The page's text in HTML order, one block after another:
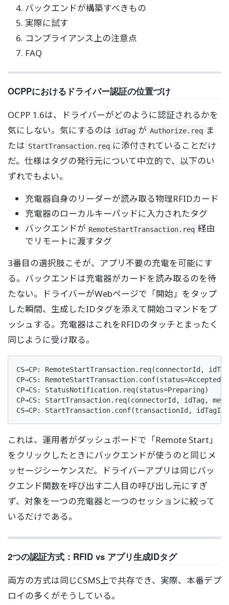
バックエンドが構築すべきもの
実際に試す
コンプライアンス上の注意点
FAQ
OCPPにおけるドライバー認証の位置づけ
OCPP 1.6は、ドライバーがどのように認証されるかを
気にしない。気にするのは idTag が Authorize.req ま
たは StartTransaction.req に添付されていることだけ
だ。仕様はタグの発行元について中立的で、以下のい
ずれでもよい。
充電器自身のリーダーが読み取る物理RFIDカード
充電器のローカルキーパッドに入力されたタグ
バックエンドが RemoteStartTransaction.req 経由
でリモートに渡すタグ
3番目の選択肢こそが、アプリ不要の充電を可能にす
る。バックエンドは充電器がカードを読み取るのを待
たない。ドライバーがWebページで「開始」をタップ
した瞬間、生成したIDタグを添えて開始コマンドをプ
ッシュする。充電器はこれをRFIDのタッチとまったく
同じように受け取る。
CS→CP: RemoteStartTransaction.req(connectorId,
CP→CS: RemoteStartTransaction.conf(status=Accepted)
CP→CS: StatusNotification.req(status=Preparing)
CP→CS: StartTransaction.req(connectorId, idTag,
CS→CP: StartTransaction.conf(transactionId,
これは、運用者がダッシュボードで「Remote Start」
をクリックしたときにバックエンドが使うのと同じメ
ッセージシーケンスだ。ドライバーアプリは同じバッ
クエンド関数を呼び出す二人目の呼び出し元にすぎ
ず、対象を一つの充電器と一つのセッションに絞って
いるだけである。
2つの認証方式：RFID vs アプリ生成IDタグ
両方の方式は同じCSMS上で共存でき、実際、本番デプ
ロイの多くがそうしている。